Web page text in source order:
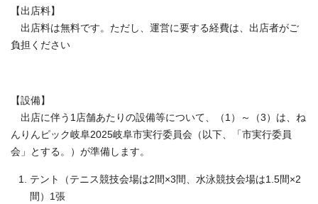
【出店料】
出店料は無料です。ただし、運営に要する経費は、出店者がご
負担ください
【設備】
出店に伴う1店舗あたりの設備等について、（1）～（3）は、ね
んりんピック岐阜2025岐阜市実行委員会（以下、「市実行委員
会」とする。）が準備します。
テント（テニス競技会場は2間×3間、水泳競技会場は1.5間×2
間）1張